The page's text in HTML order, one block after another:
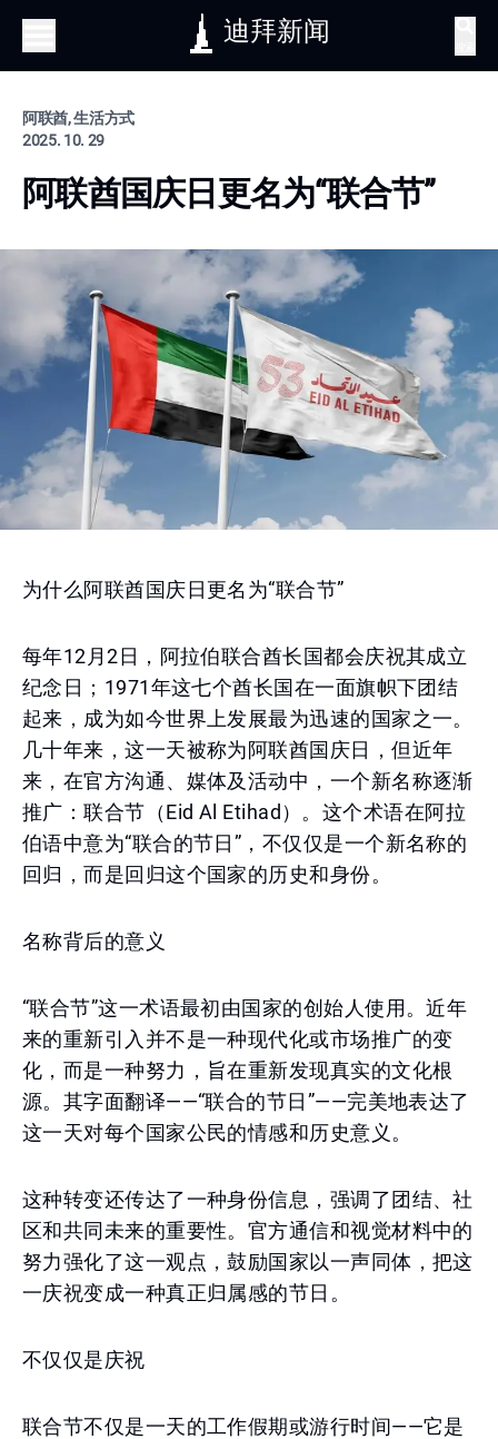
迪拜新闻
阿联酋, 生活方式
2025. 10. 29
阿联酋国庆日更名为“联合节”
为什么阿联酋国庆日更名为“联合节”
每年12月2日，阿拉伯联合酋长国都会庆祝其成立
纪念日；1971年这七个酋长国在一面旗帜下团结
起来，成为如今世界上发展最为迅速的国家之一。
几十年来，这一天被称为阿联酋国庆日，但近年
来，在官方沟通、媒体及活动中，一个新名称逐渐
推广：联合节（Eid Al Etihad）。这个术语在阿拉
伯语中意为“联合的节日”，不仅仅是一个新名称的
回归，而是回归这个国家的历史和身份。
名称背后的意义
“联合节”这一术语最初由国家的创始人使用。近年
来的重新引入并不是一种现代化或市场推广的变
化，而是一种努力，旨在重新发现真实的文化根
源。其字面翻译——“联合的节日”——完美地表达了
这一天对每个国家公民的情感和历史意义。
这种转变还传达了一种身份信息，强调了团结、社
区和共同未来的重要性。官方通信和视觉材料中的
努力强化了这一观点，鼓励国家以一声同体，把这
一庆祝变成一种真正归属感的节日。
不仅仅是庆祝
联合节不仅是一天的工作假期或游行时间——它是